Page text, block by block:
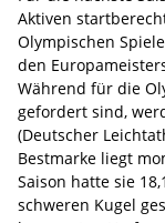
Aktiven
Olympischen
den
Während für die
gefordert sind,
(Deutscher
Bestmarke liegt
Saison hatte sie
schweren Kugel